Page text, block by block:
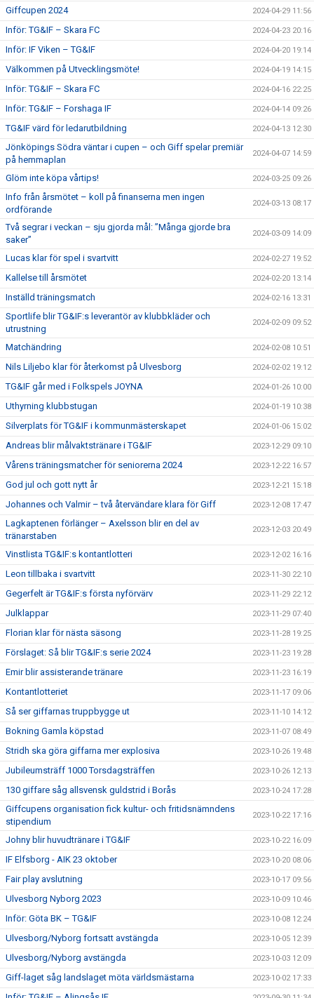
Giffcupen 2024 2024-04-29 11:56
Inför: TG&IF – Skara FC 2024-04-23 20:16
Inför: IF Viken – TG&IF 2024-04-20 19:14
Välkommen på Utvecklingsmöte! 2024-04-19 14:15
Inför: TG&IF – Skara FC 2024-04-16 22:25
Inför: TG&IF – Forshaga IF 2024-04-14 09:26
TG&IF värd för ledarutbildning 2024-04-13 12:30
Jönköpings Södra väntar i cupen – och Giff spelar premiär
på hemmaplan
2024-04-07 14:59
Glöm inte köpa vårtips! 2024-03-25 09:26
Info från årsmötet – koll på finanserna men ingen
ordförande
2024-03-13 08:17
Två segrar i veckan – sju gjorda mål: ”Många gjorde bra
saker”
2024-03-09 14:09
Lucas klar för spel i svartvitt 2024-02-27 19:52
Kallelse till årsmötet 2024-02-20 13:14
Inställd träningsmatch 2024-02-16 13:31
Sportlife blir TG&IF:s leverantör av klubbkläder och
utrustning
2024-02-09 09:52
Matchändring 2024-02-08 10:51
Nils Liljebo klar för återkomst på Ulvesborg 2024-02-02 19:12
TG&IF går med i Folkspels JOYNA 2024-01-26 10:00
Uthyrning klubbstugan 2024-01-19 10:38
Silverplats för TG&IF i kommunmästerskapet 2024-01-06 15:02
Andreas blir målvaktstränare i TG&IF 2023-12-29 09:10
Vårens träningsmatcher för seniorerna 2024 2023-12-22 16:57
God jul och gott nytt år 2023-12-21 15:18
Johannes och Valmir – två återvändare klara för Giff 2023-12-08 17:47
Lagkaptenen förlänger – Axelsson blir en del av
tränarstaben
2023-12-03 20:49
Vinstlista TG&IF:s kontantlotteri 2023-12-02 16:16
Leon tillbaka i svartvitt 2023-11-30 22:10
Gegerfelt är TG&IF:s första nyförvärv 2023-11-29 22:12
Julklappar 2023-11-29 07:40
Florian klar för nästa säsong 2023-11-28 19:25
Förslaget: Så blir TG&IF:s serie 2024 2023-11-23 19:28
Emir blir assisterande tränare 2023-11-23 16:19
Kontantlotteriet 2023-11-17 09:06
Så ser giffarnas truppbygge ut 2023-11-10 14:12
Bokning Gamla köpstad 2023-11-07 08:49
Stridh ska göra giffarna mer explosiva 2023-10-26 19:48
Jubileumsträff 1000 Torsdagsträffen 2023-10-26 12:13
130 giffare såg allsvensk guldstrid i Borås 2023-10-24 17:28
Giffcupens organisation fick kultur- och fritidsnämndens
stipendium
2023-10-22 17:16
Johny blir huvudtränare i TG&IF 2023-10-22 16:09
IF Elfsborg - AIK 23 oktober 2023-10-20 08:06
Fair play avslutning 2023-10-17 09:56
Ulvesborg Nyborg 2023 2023-10-09 10:46
Inför: Göta BK – TG&IF 2023-10-08 12:24
Ulvesborg/Nyborg fortsatt avstängda 2023-10-05 12:39
Ulvesborg/Nyborg avstängda 2023-10-03 12:09
Giff-laget såg landslaget möta världsmästarna 2023-10-02 17:33